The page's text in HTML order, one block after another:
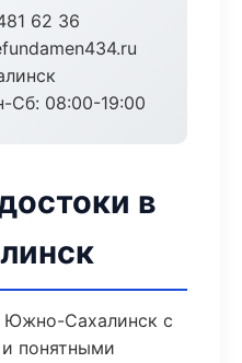
62 36
Сб: 08:00-19:00
в
Южно-Сахалинск с
понятными